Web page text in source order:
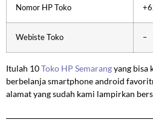
Nomor HP Toko
Webiste Toko –
Itulah 10Toko HP Semarangyang bisa
berbelanja smartphone android
alamat yang sudah kami lampirkan